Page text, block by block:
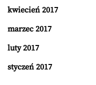
kwiecień 2017
marzec 2017
luty 2017
styczeń 2017